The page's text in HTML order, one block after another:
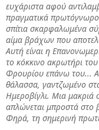
ευχάριστα αφού
πραγματικά
σπίτια σκαρφαλωμένα
αίμα βράχων που
Αυτή είναι η
το κόκκινο ακρωτήρι
Φρουρίου επάνω του...
θάλασσα, γαντζωμένο
Ημεροβίγλι. Μια μακριά
απλώνεται μπροστά στο
Φηρά, τη σημερινή